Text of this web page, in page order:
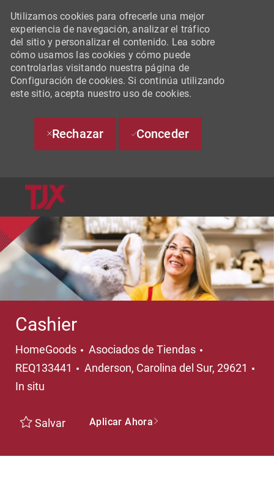
Utilizamos cookies para ofrecerle una mejor
experiencia de navegación, analizar el tráfico
del sitio y personalizar el contenido. Lea sobre
cómo usamos las cookies y cómo puede
controlarlas visitando nuestra página de
Configuración de cookies. Si continúa utilizando
este sitio, acepta nuestro uso de cookies.
Rechazar Conceder
Cashier
HomeGoods Categoría
Asociados de Tiendas
REQ133441
Ubicación
Anderson, Carolina del Sur, 29621
In situ
Salvar Aplicar Ahora